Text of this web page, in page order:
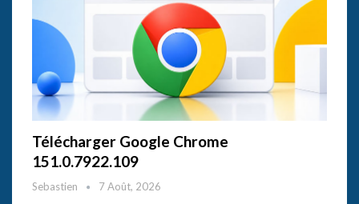
Télécharger Google Chrome
151.0.7922.109
Sebastien 7 Août, 2026